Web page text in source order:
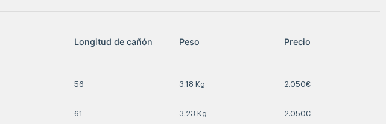
Longitud de cañón Peso Precio
56 3.18 Kg 2.050€
61 3.23 Kg 2.050€